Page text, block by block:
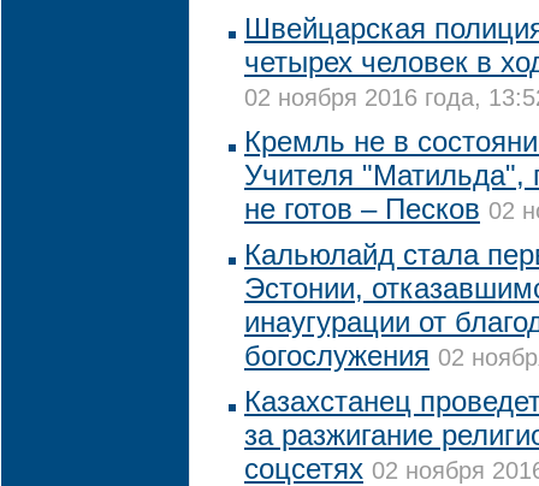
Швейцарская
четырех человек в
02 ноября 2016 года,
Кремль не в
Учителя "Матильда",
не готов – Песков 02
Кальюлайд стала
Эстонии,
инаугурации от
богослужения 02
Казахстанец
за разжигание
соцсетях 02 ноября